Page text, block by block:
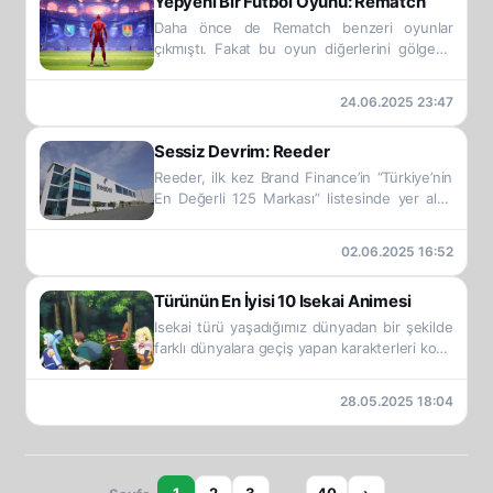
Daha önce de Rematch benzeri oyunlar
çıkmıştı. Fakat bu oyun diğerlerini gölgede
24.06.2025 23:47
Sessiz Devrim: Reeder
Reeder, ilk kez Brand Finance’in “Türkiye’nin
En Değerli 125 Markası” listesinde yer aldı.
değerli 3. cihaz üreticisi olarak konumlandı.
02.06.2025 16:52
Türünün En İyisi 10 Isekai Animesi
Isekai türü yaşadığımız dünyadan bir şekilde
farklı dünyalara geçiş yapan karakterleri konu
28.05.2025 18:04